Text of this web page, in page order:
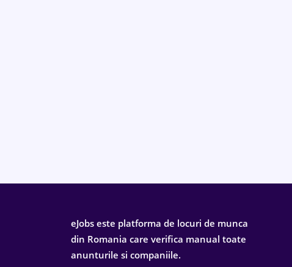
eJobs este platforma de locuri de munca
din Romania care verifica manual toate
anunturile si companiile.